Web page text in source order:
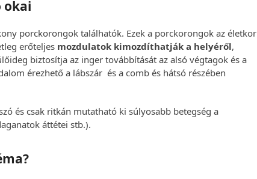
okai
porckorongok találhatók. Ezek a porckorongok az életkor
erőteljes mozdulatok kimozdíthatják a helyéről,
biztosítja az inger továbbítását az alsó végtagok és a
érezhető a lábszár és a comb és hátsó részében
és csak ritkán mutatható ki súlyosabb betegség a
áttétei stb.).